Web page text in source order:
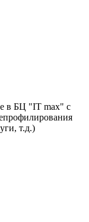
в БЦ "IT max" с
т.д.)